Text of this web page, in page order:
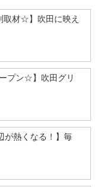
取材☆】吹田に映え
プン☆】吹田グリ
が熱くなる！】毎